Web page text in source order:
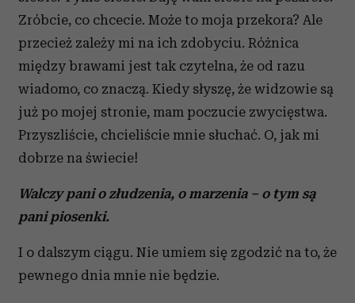
Zróbcie, co chcecie. Może to moja przekora? Ale
przecież zależy mi na ich zdobyciu. Różnica
między brawami jest tak czytelna, że od razu
wiadomo, co znaczą. Kiedy słyszę, że widzowie są
już po mojej stronie, mam poczucie zwycięstwa.
Przyszliście, chcieliście mnie słuchać. O, jak mi
dobrze na świecie!
Walczy pani o złudzenia, o marzenia – o tym są
pani piosenki.
I o dalszym ciągu. Nie umiem się zgodzić na to, że
pewnego dnia mnie nie będzie.